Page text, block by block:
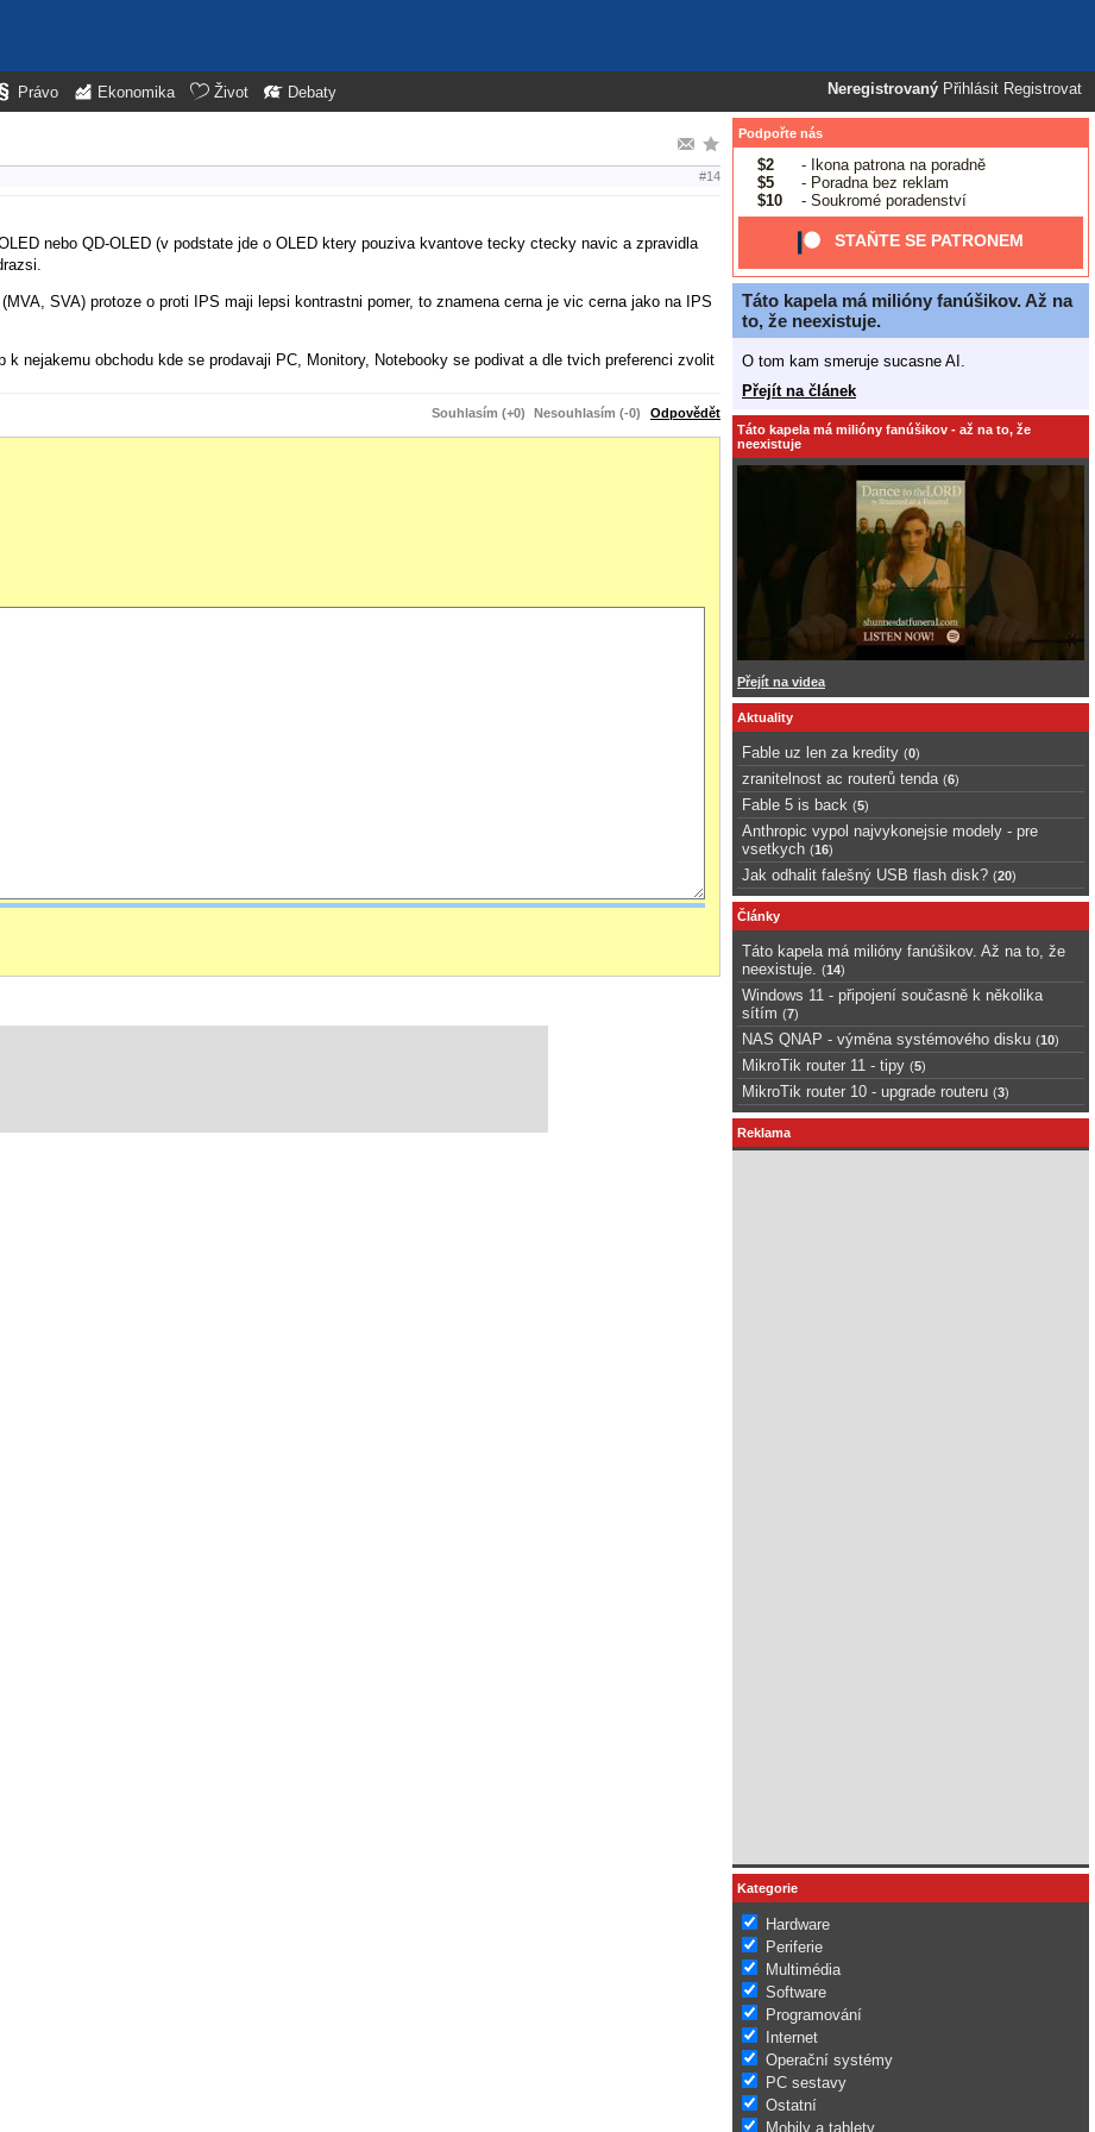
Neregistrovaný Přihlásit Registrovat
Právo Ekonomika Život Debaty
#14
nebo QD-OLED (v podstate jde o OLED ktery pouziva kvantove tecky ctecky navic a zpravidla
SVA) protoze o proti IPS maji lepsi kontrastni pomer, to znamena cerna je vic cerna jako na IPS
nejakemu obchodu kde se prodavaji PC, Monitory, Notebooky se podivat a dle tvich preferenci zvolit
Souhlasím (+0) Nesouhlasím (-0) Odpovědět
Podpořte nás
$2
- Ikona patrona na poradně
$5
- Poradna bez reklam
$10
- Soukromé poradenství
STAŇTE SE PATRONEM
Táto kapela má milióny fanúšikov. Až na
to, že neexistuje.
O tom kam smeruje sucasne AI.
Přejít na článek
Táto kapela má milióny fanúšikov - až na to, že
neexistuje
Přejít na videa
Aktuality
Fable uz len za kredity (0)
zranitelnost ac routerů tenda (6)
Fable 5 is back (5)
Anthropic vypol najvykonejsie modely - pre
vsetkych (16)
Jak odhalit falešný USB flash disk? (20)
Články
Táto kapela má milióny fanúšikov. Až na to, že
neexistuje.
(14)
Windows 11 - připojení současně k několika
sítím (7)
NAS QNAP - výměna systémového disku (10)
MikroTik router 11 - tipy (5)
MikroTik router 10 - upgrade routeru (3)
Reklama
Kategorie
Hardware
Periferie
Multimédia
Software
Programování
Internet
Operační systémy
PC sestavy
Ostatní
Mobily a tablety